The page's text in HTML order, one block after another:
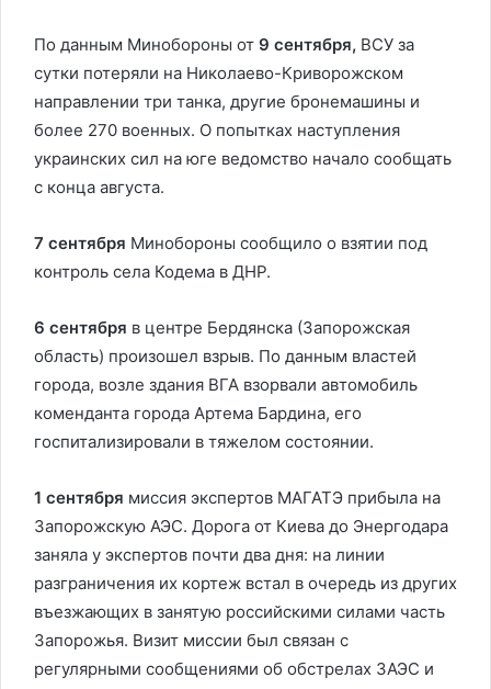
По данным Минобороны от 9 сентября, ВСУ за
сутки потеряли на Николаево-Криворожском
направлении три танка, другие бронемашины и
более 270 военных. О попытках наступления
украинских сил на юге ведомство начало сообщать
с конца августа.
7 сентября Минобороны сообщило о взятии под
контроль села Кодема в ДНР.
6 сентября в центре Бердянска (Запорожская
область) произошел взрыв. По данным властей
города, возле здания ВГА взорвали автомобиль
коменданта города Артема Бардина, его
госпитализировали в тяжелом состоянии.
1 сентября миссия экспертов МАГАТЭ прибыла на
Запорожскую АЭС. Дорога от Киева до Энергодара
заняла у экспертов почти два дня: на линии
разграничения их кортеж встал в очередь из других
въезжающих в занятую российскими силами часть
Запорожья. Визит миссии был связан с
регулярными сообщениями об обстрелах ЗАЭС и